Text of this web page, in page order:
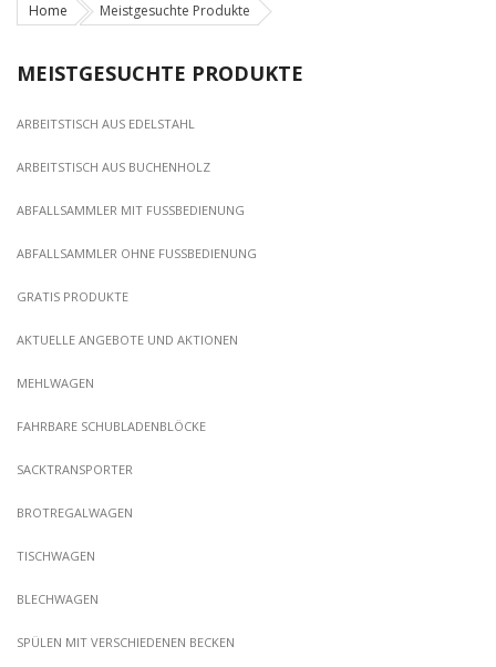
Home Meistgesuchte Produkte
MEISTGESUCHTE PRODUKTE
ARBEITSTISCH AUS EDELSTAHL
ARBEITSTISCH AUS BUCHENHOLZ
ABFALLSAMMLER MIT FUSSBEDIENUNG
ABFALLSAMMLER OHNE FUSSBEDIENUNG
GRATIS PRODUKTE
AKTUELLE ANGEBOTE UND AKTIONEN
MEHLWAGEN
FAHRBARE SCHUBLADENBLÖCKE
SACKTRANSPORTER
BROTREGALWAGEN
TISCHWAGEN
BLECHWAGEN
SPÜLEN MIT VERSCHIEDENEN BECKEN